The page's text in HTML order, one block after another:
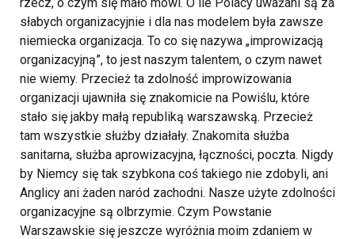
słabych organizacyjnie i dla nas modelem była zawsze
niemiecka organizacja. To co się nazywa „improwizacją
organizacyjną”, to jest naszym talentem, o czym nawet
nie wiemy. Przecież ta zdolność improwizowania
organizacji ujawniła się znakomicie na Powiślu, które
stało się jakby małą republiką warszawską. Przecież
tam wszystkie służby działały. Znakomita służba
sanitarna, służba aprowizacyjna, łączności, poczta. Nigdy
by Niemcy się tak szybkona coś takiego nie zdobyli, ani
Anglicy ani żaden naród zachodni. Nasze użyte zdolności
organizacyjne są olbrzymie. Czym Powstanie
Warszawskie się jeszcze wyróżnia moim zdaniem w